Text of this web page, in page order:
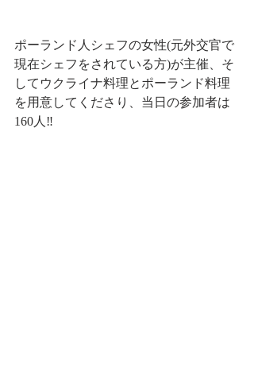
ポーランド人シェフの女性(元外交官で
現在シェフをされている方)が主催、そ
してウクライナ料理とポーランド料理
を用意してくださり、当日の参加者は
160人‼️